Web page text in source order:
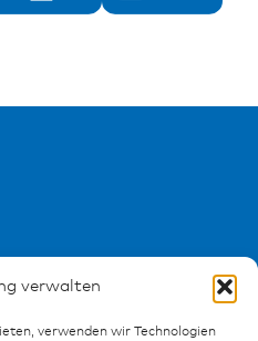
verwalten
verwenden wir Technologien